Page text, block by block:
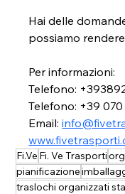
Hai delle
possiamo
Per informazioni:
Telefono:
Telefono: +39
Email:
Fi.Ve Fi. Ve Trasporti
pianificazione
traslochi organizzati